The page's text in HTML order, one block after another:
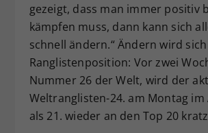
gezeigt, dass man immer positiv
kämpfen muss, dann kann sich
schnell ändern.“ Ändern wird
Ranglistenposition: Vor zwei
Nummer 26 der Welt, wird der
Weltranglisten-24. am Montag im
als 21. wieder an den Top 20